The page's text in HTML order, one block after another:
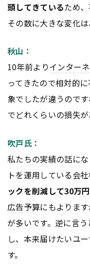
頭してきているため
その数に大きな変化は
秋山：
10年前よりインター
ってきたので相対的
象でしたが違うので
でどれくらいの損失
吹戸氏：
私たちの実績の話に
トを運用している会
ックを削減して30万
広告予算にもよりま
が多いです。逆に言
し、本来届けたいユ
す。